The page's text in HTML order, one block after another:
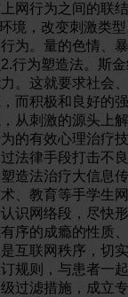
网行为之间的联
境，改变刺激类
为。量的色情、
行为塑造法。斯
。这就要求社会
而积极和良好的
从刺激的源头上
的有效心理治疗
法律手段打击不
造法治疗大信息
、教育等手学生
识网络段，尽快
序的成瘾的性质
互联网秩序，切
规则，与患者一
过滤措施，成立